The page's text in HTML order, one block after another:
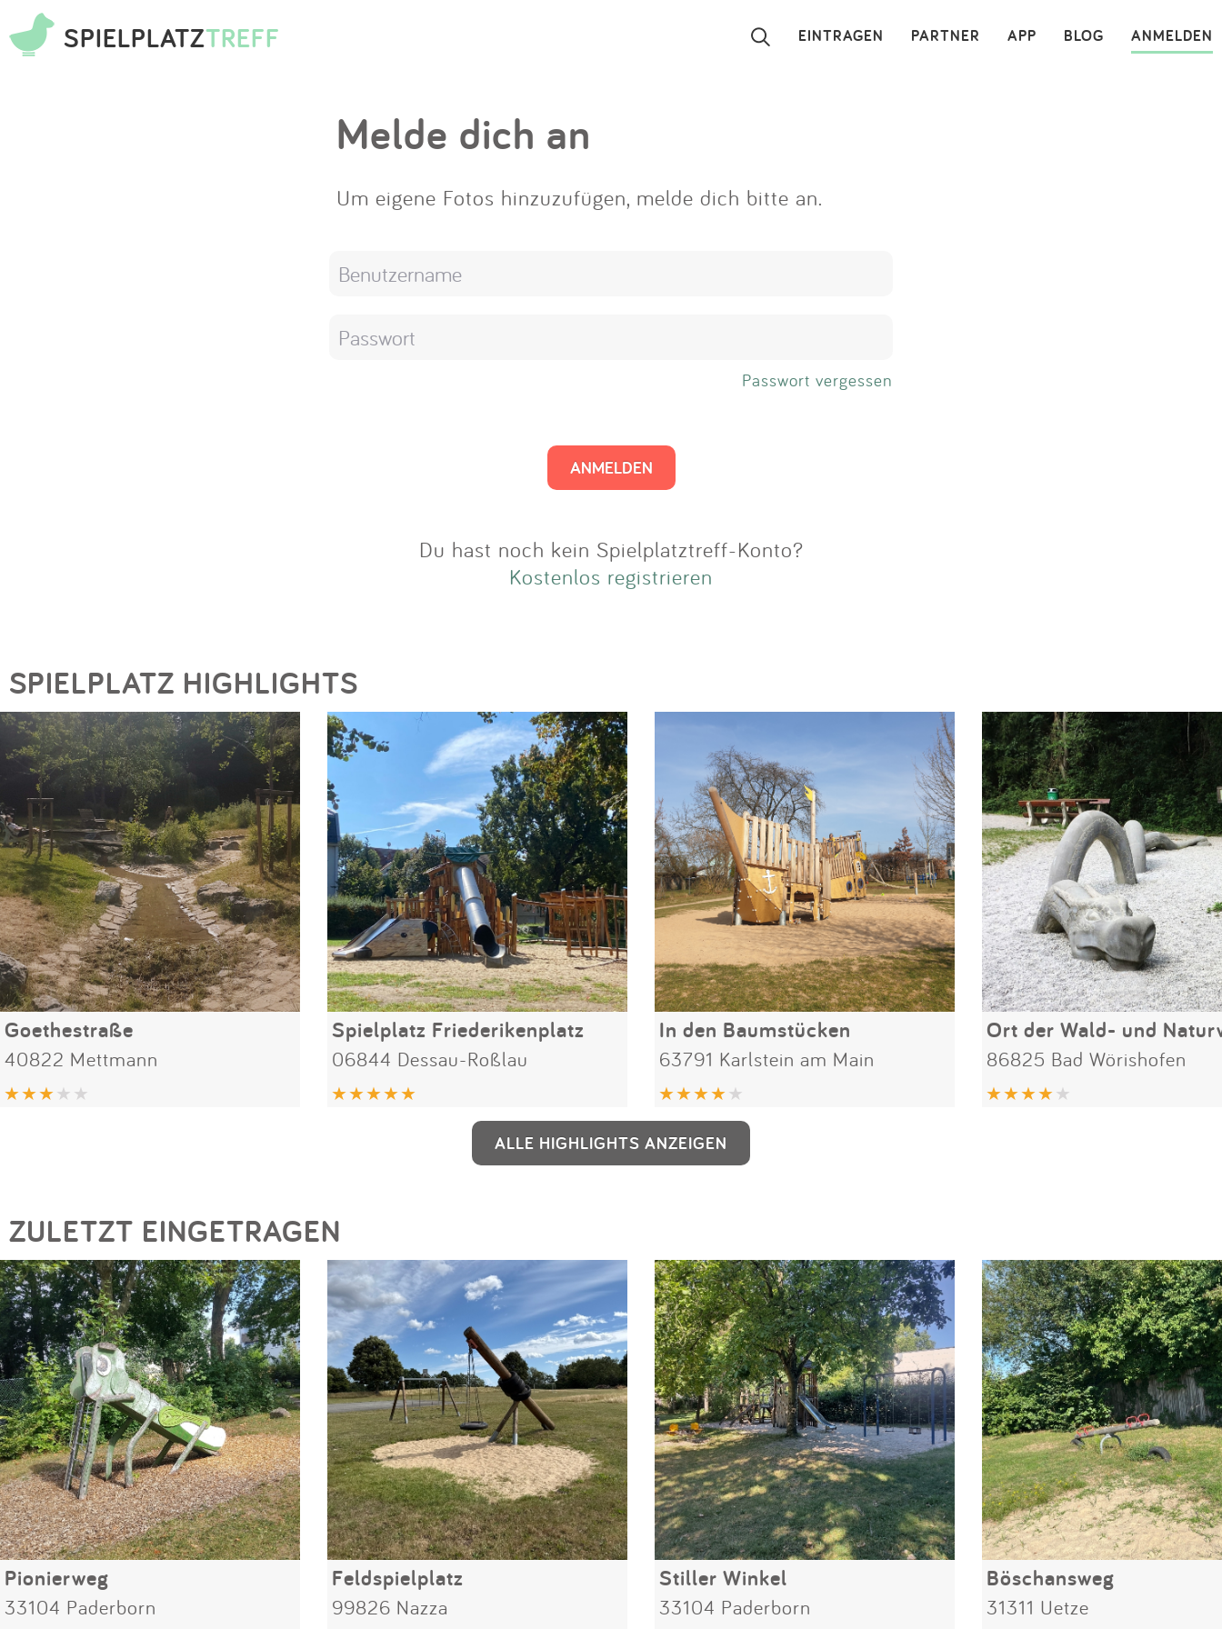
SPIELPLATZTREFF ANMELDEN
BLOG
APP
PARTNER
EINTRAGEN ×
App
Anmelden
Melde dich an
Um eigene Fotos hinzuzufügen, melde dich bitte an.
Passwort vergessen
Du hast noch kein Spielplatztreff-Konto?
Kostenlos registrieren
SPIELPLATZ HIGHLIGHTS
Goethestraße
40822 Mettmann
Spielplatz Friederikenplatz
06844 Dessau-Roßlau
In den Baumstücken
63791 Karlstein am Main
Ort der Wald- und
86825 Bad Wörishofen
ALLE HIGHLIGHTS ANZEIGEN
ZULETZT EINGETRAGEN
Pionierweg
33104 Paderborn
Feldspielplatz
99826 Nazza
Stiller Winkel
33104 Paderborn
Böschansweg
31311 Uetze